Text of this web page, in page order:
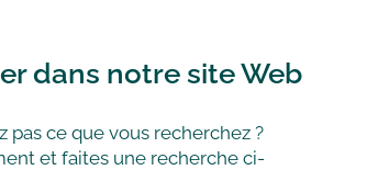
dans notre site Web
pas ce que vous recherchez ?
et faites une recherche ci-